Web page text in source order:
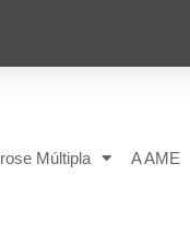
Múltipla A AME